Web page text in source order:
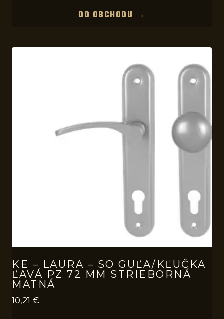
DO OBCHODU →
KE – LAURA – SO GUĽA/KĽUČKA
ĽAVÁ PZ 72 MM STRIEBORNÁ
MATNÁ
10,21 €